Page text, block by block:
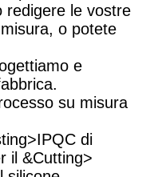
redigere le vostre
o potete
e
su misura
di
il &Cutting>